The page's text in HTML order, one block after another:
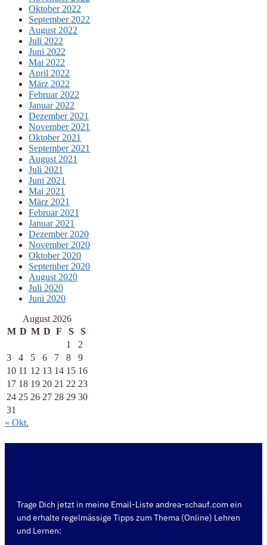
Oktober 2022
September 2022
August 2022
Juli 2022
Juni 2022
Mai 2022
April 2022
März 2022
Februar 2022
Januar 2022
Dezember 2021
November 2021
Oktober 2021
September 2021
August 2021
Juli 2021
Juni 2021
Mai 2021
März 2021
Februar 2021
Januar 2021
Dezember 2020
November 2020
Oktober 2020
September 2020
August 2020
Juli 2020
Juni 2020
August 2026
M D M D F S
S
1
2
3
4 5 6 7 8
9
10 11 12 13 14 15 16
17 18 19 20 21 22 23
24 25 26 27 28 29 30
31
« Okt.
Trage Dich jetzt in meine Email-Liste andrea-schauf.com ein
und erhalte regelmässige Tipps zum Thema (Online) Lehren
und Lernen: